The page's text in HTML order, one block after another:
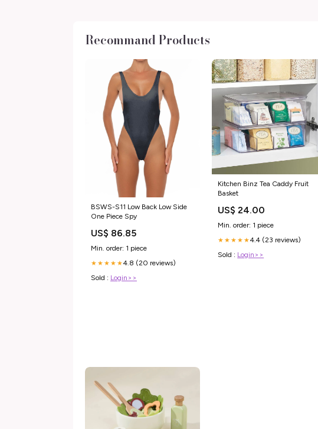
Recommand Products
BSWS-S11 Low Back Low Side
One Piece Spy
US$ 86.85
Min. order: 1 piece
★★★★★4.8 (20 reviews)
Sold : Login>>
Kitchen Binz Tea Caddy Fruit
Basket
US$ 24.00
Min. order: 1 piece
★★★★★4.4 (23 reviews)
Sold : Login>>